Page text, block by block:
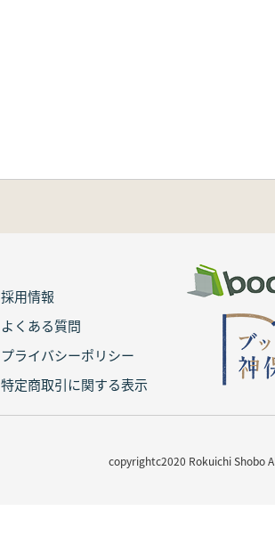
採用情報
よくある質問
プライバシーポリシー
特定商取引に関する表示
copyrightc2020 Rokuichi Shobo